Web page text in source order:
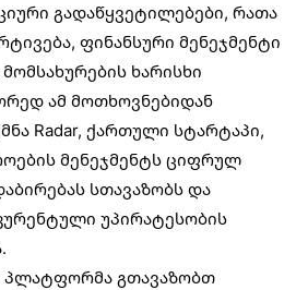
გადაწყვეტილებები, რათა
ფინანსური მენეჯმენტი
ხარისხი
ამ მოთხოვნებიდან
Radar, ქართული სტარტაპი,
მენეჯმენტს ციფრულ
სთავაზობს და
უპირატესობის
პლატფორმა გთავაზობთ